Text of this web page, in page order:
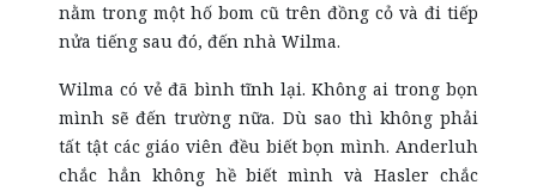
nằm trong một hố bom cũ trên đồng cỏ và đi tiếp
nửa tiếng sau đó, đến nhà Wilma.
Wilma có vẻ đã bình tĩnh lại. Không ai trong bọn
mình sẽ đến trường nữa. Dù sao thì không phải
tất tật các giáo viên đều biết bọn mình. Anderluh
chắc hẳn không hề biết mình và Hasler chắc